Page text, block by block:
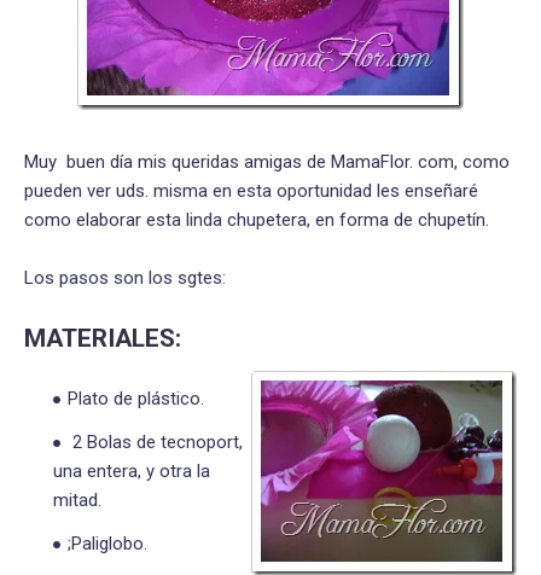
Muy buen día mis queridas amigas de MamaFlor. com, como
pueden ver uds. misma en esta oportunidad les enseñaré
como elaborar esta linda chupetera, en forma de chupetín.
Los pasos son los sgtes:
MATERIALES:
Plato de plástico.
2 Bolas de tecnoport,
una entera, y otra la
mitad.
;Paliglobo.